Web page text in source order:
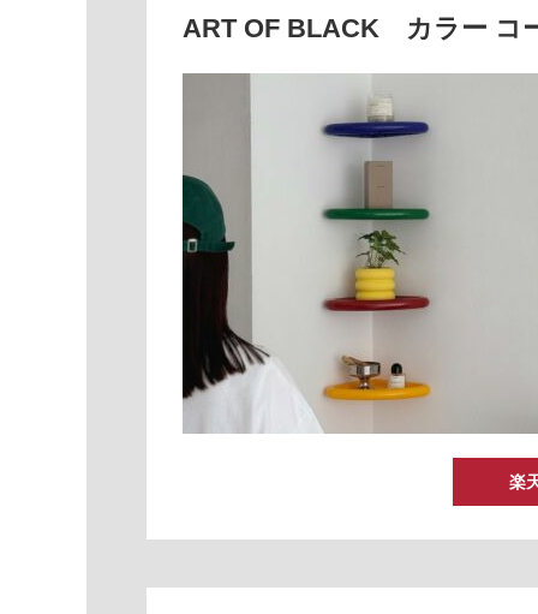
ART OF BLACK カラー コ
楽